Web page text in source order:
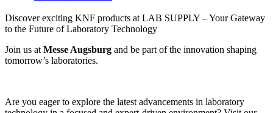
Discover exciting KNF products at LAB SUPPLY – Your Gateway
to the Future of Laboratory Technology
Join us at Messe Augsburg and be part of the innovation shaping
tomorrow’s laboratories.
Are you eager to explore the latest advancements in laboratory